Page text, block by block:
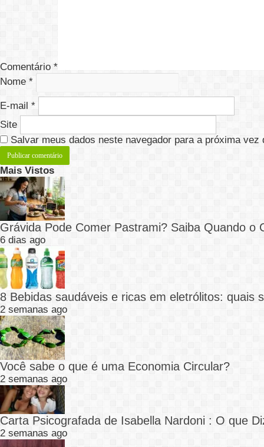
Comentário *
Nome *
E-mail *
Site
Salvar meus dados neste navegador para a próxima vez
Mais Vistos
Grávida Pode Comer Pastrami? Saiba Quando o
6 dias ago
8 Bebidas saudáveis e ricas em eletrólitos: quais
2 semanas ago
Você sabe o que é uma Economia Circular?
2 semanas ago
Carta Psicografada de Isabella Nardoni : O que
2 semanas ago